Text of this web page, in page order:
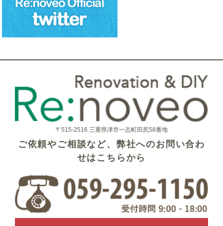
〒515-2516 三重県津市一志町田尻58番地
ご依頼やご相談など、弊社へのお問い合わ
せはこちらから